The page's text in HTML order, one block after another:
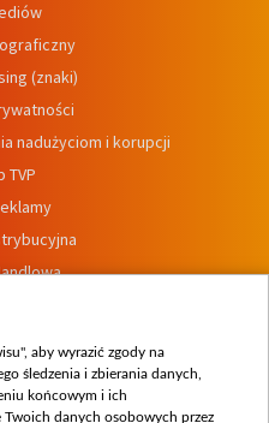
(znaki)
nadużyciom i korupcji
TVP
wewnętrznych
aby wyrazić zgody na
śledzenia i zbierania danych,
końcowym i ich
Twoich danych osobowych przez